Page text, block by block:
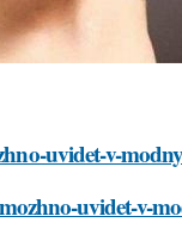
uvidet-v-
uvidet-v-